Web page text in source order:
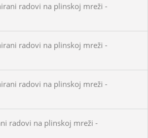
radovi na plinskoj mreži -
radovi na plinskoj mreži -
radovi na plinskoj mreži -
radovi na plinskoj mreži -